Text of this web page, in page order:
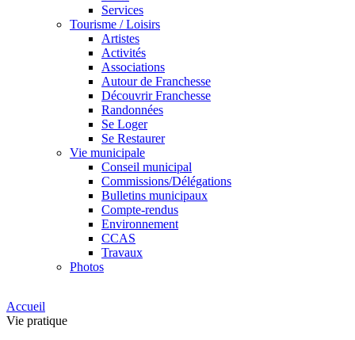
Services
Tourisme / Loisirs
Artistes
Activités
Associations
Autour de Franchesse
Découvrir Franchesse
Randonnées
Se Loger
Se Restaurer
Vie municipale
Conseil municipal
Commissions/Délégations
Bulletins municipaux
Compte-rendus
Environnement
CCAS
Travaux
Photos
Accueil
Vie pratique